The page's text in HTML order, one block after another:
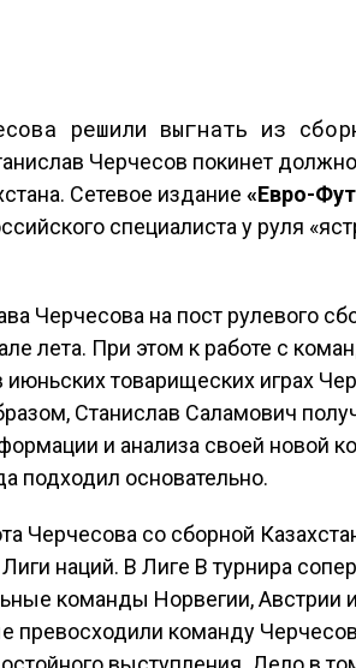
Черчесов покинет
Сетевое издание «Евро-
специалиста у руля
Черчесова на пост рулевого
лета. При этом к работе с
июньских товарищеских играх
Станислав Саламович
и анализа своей новой
подходил основательно.
Черчесова со сборной
наций. В Лиге В турнира
команды Норвегии, Австрии
превосходили команду